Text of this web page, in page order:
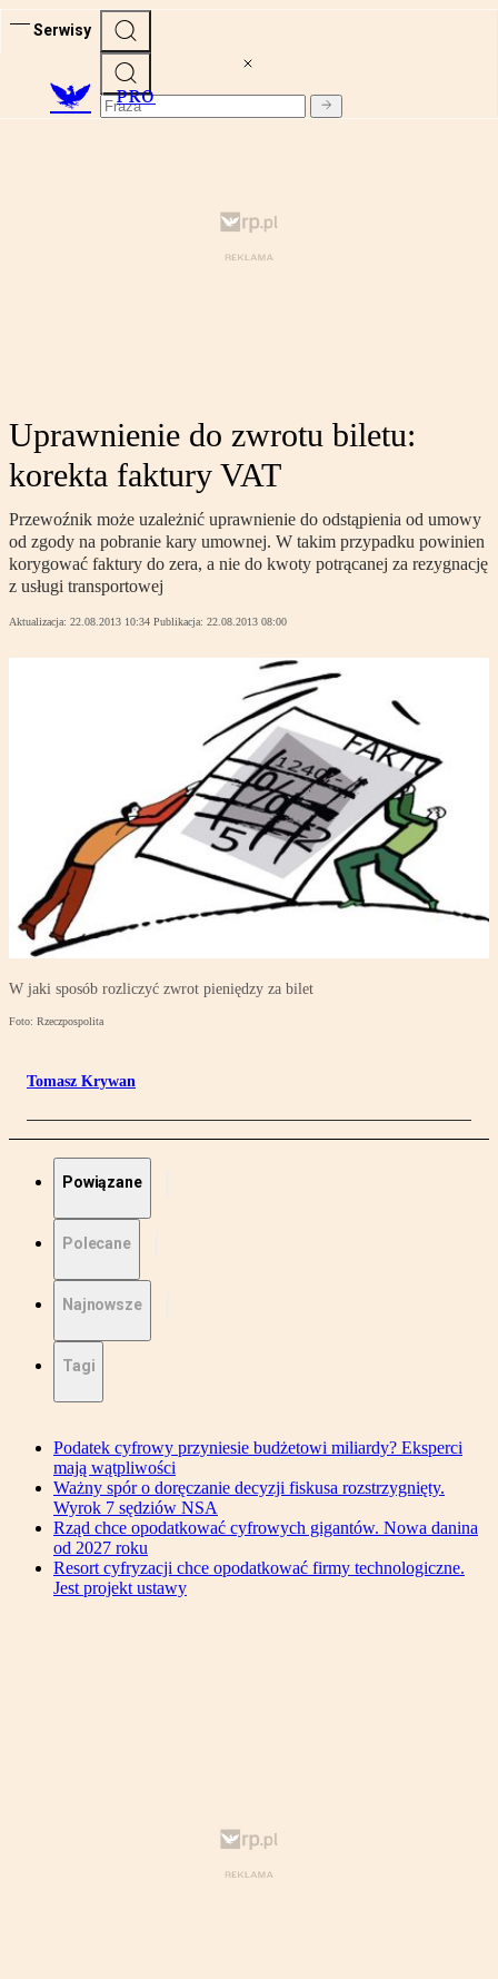
Serwisy
PRO
Uprawnienie do zwrotu biletu:
korekta faktury VAT
Przewoźnik może uzależnić uprawnienie do odstąpienia od umowy
od zgody na pobranie kary umownej. W takim przypadku powinien
korygować faktury do zera, a nie do kwoty potrącanej za rezygnację
z usługi transportowej
Aktualizacja: 22.08.2013 10:34 Publikacja: 22.08.2013 08:00
W jaki sposób rozliczyć zwrot pieniędzy za bilet
Foto: Rzeczpospolita
Tomasz Krywan
Powiązane
Polecane
Najnowsze
Tagi
Podatek cyfrowy przyniesie budżetowi miliardy? Eksperci
mają wątpliwości
Ważny spór o doręczanie decyzji fiskusa rozstrzygnięty.
Wyrok 7 sędziów NSA
Rząd chce opodatkować cyfrowych gigantów. Nowa danina
od 2027 roku
Resort cyfryzacji chce opodatkować firmy technologiczne.
Jest projekt ustawy